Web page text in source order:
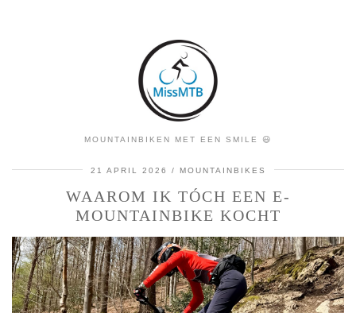
MOUNTAINBIKEN MET EEN SMILE 😃
21 APRIL 2026 MOUNTAINBIKES
WAAROM IK TÓCH EEN E-
MOUNTAINBIKE KOCHT